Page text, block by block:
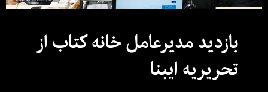
بازدید مدیرعامل خانه کتاب از
تحریریه ایبنا